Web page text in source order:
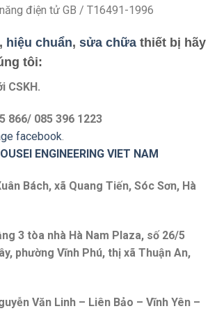
điện tử GB / T16491-1996
, hiệu chuẩn, sửa chữa thiết bị hãy
tôi:
CSKH.
866/ 085 396 1223
facebook.
ENGINEERING VIET NAM
Bách, xã Quang Tiến, Sóc Sơn, Hà
3 tòa nhà Hà Nam Plaza, số 26/5
phường Vĩnh Phú, thị xã Thuận An,
Văn Linh – Liên Bảo – Vĩnh Yên –